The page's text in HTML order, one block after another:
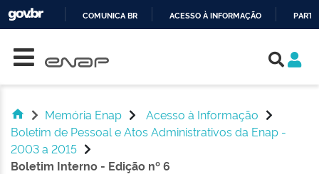
COMUNICA BR ACESSO À INFORMAÇÃO
Memória Enap
Acesso à Informação
Boletim de Pessoal e Atos Administrativos da Enap -
2003 a 2015
Boletim Interno - Edição nº 6